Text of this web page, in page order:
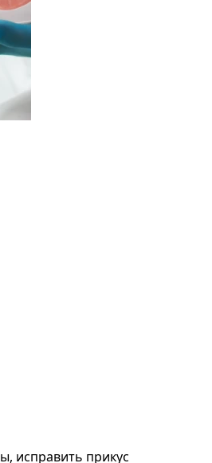
исправить прикус